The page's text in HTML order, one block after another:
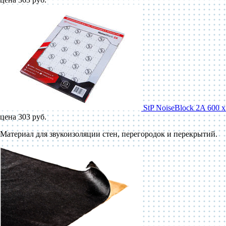
StP NoiseBlock 2A 600
цена 303 руб.
Материал для звукоизоляции стен, перегородок и перекрытий.